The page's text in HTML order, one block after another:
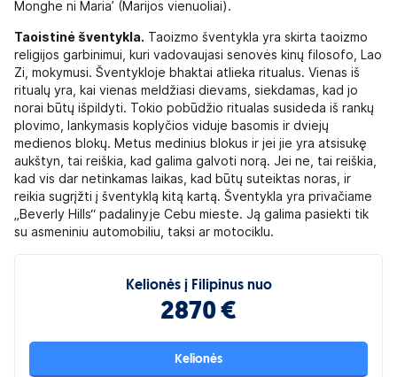
Monghe ni Maria’ (Marijos vienuoliai).
Taoistinė šventykla. Taoizmo šventykla yra skirta taoizmo
religijos garbinimui, kuri vadovaujasi senovės kinų filosofo, Lao
Zi, mokymusi. Šventykloje bhaktai atlieka ritualus. Vienas iš
ritualų yra, kai vienas meldžiasi dievams, siekdamas, kad jo
norai būtų išpildyti. Tokio pobūdžio ritualas susideda iš rankų
plovimo, lankymasis koplyčios viduje basomis ir dviejų
medienos blokų. Metus medinius blokus ir jei jie yra atsisukę
aukštyn, tai reiškia, kad galima galvoti norą. Jei ne, tai reiškia,
kad vis dar netinkamas laikas, kad būtų suteiktas noras, ir
reikia sugrįžti į šventyklą kitą kartą. Šventykla yra privačiame
„Beverly Hills“ padalinyje Cebu mieste. Ją galima pasiekti tik
su asmeniniu automobiliu, taksi ar motociklu.
Kelionės į Filipinus nuo
2870 €
Kelionės